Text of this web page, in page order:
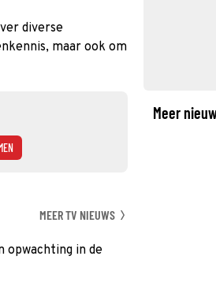
diverse
maar ook om
MEER TV NIEUWS
opwachting in de
Meer